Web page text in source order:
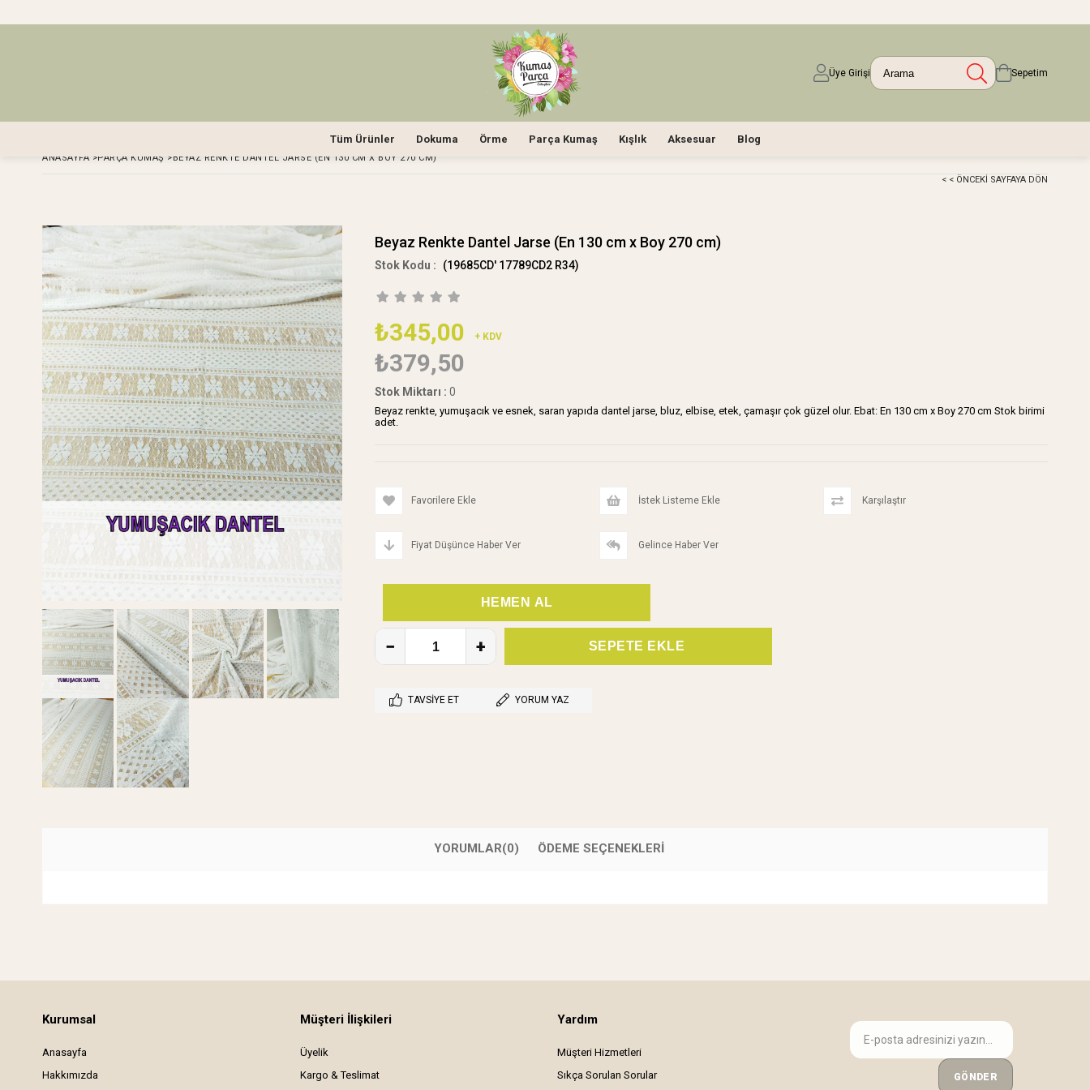
Üye Girişi Sepetim
Tüm Ürünler Dokuma Örme Parça Kumaş Kışlık Aksesuar Blog
ANASAYFA >PARÇA KUMAŞ >BEYAZ RENKTE DANTEL JARSE (EN 130 CM X BOY 270 CM)
< < ÖNCEKI SAYFAYA DÖN
Beyaz Renkte Dantel Jarse (En 130 cm x Boy 270 cm)
(19685CD' 17789CD2 R34)
₺345,00 + KDV
₺379,50
Stok Miktarı : 0
Beyaz renkte, yumuşacık ve esnek, saran yapıda dantel jarse, bluz, elbise, etek, çamaşır çok güzel olur. Ebat: En 130 cm x Boy 270 cm Stok birimi
adet.
Favorilere Ekle İstek Listeme Ekle Karşılaştır
Fiyat Düşünce Haber Ver Gelince Haber Ver
TAVSIYE ET YORUM YAZ
YORUMLAR(0) ÖDEME SEÇENEKLERI
Kurumsal
Anasayfa
Hakkımızda
Müşteri İlişkileri
Üyelik
Kargo & Teslimat
Yardım
Müşteri Hizmetleri
Sıkça Sorulan Sorular
GÖNDER